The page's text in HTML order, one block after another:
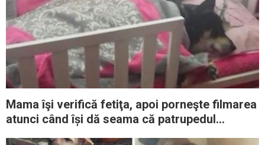
Mama îşi verifică fetiţa, apoi porneşte filmarea
atunci când își dă seama că patrupedul